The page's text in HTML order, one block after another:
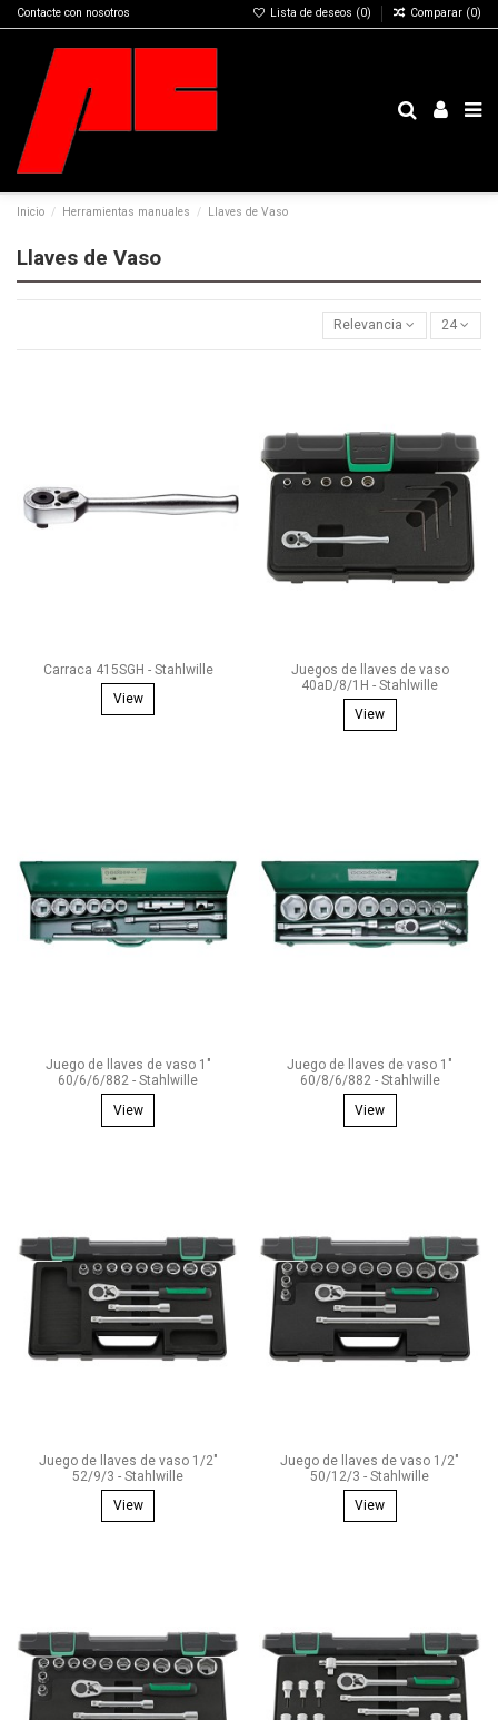
Contacte con nosotros Lista de deseos (0) Comparar (0)
Inicio Herramientas manuales Llaves de Vaso
Llaves de Vaso
Relevancia 24
Carraca 415SGH - Stahlwille
View
Juegos de llaves de vaso
40aD/8/1H - Stahlwille
View
Juego de llaves de vaso 1"
60/6/6/882 - Stahlwille
View
Juego de llaves de vaso 1"
60/8/6/882 - Stahlwille
View
Juego de llaves de vaso 1/2"
52/9/3 - Stahlwille
View
Juego de llaves de vaso 1/2"
50/12/3 - Stahlwille
View